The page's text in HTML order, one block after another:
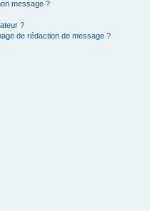
message ?
?
de rédaction de message ?